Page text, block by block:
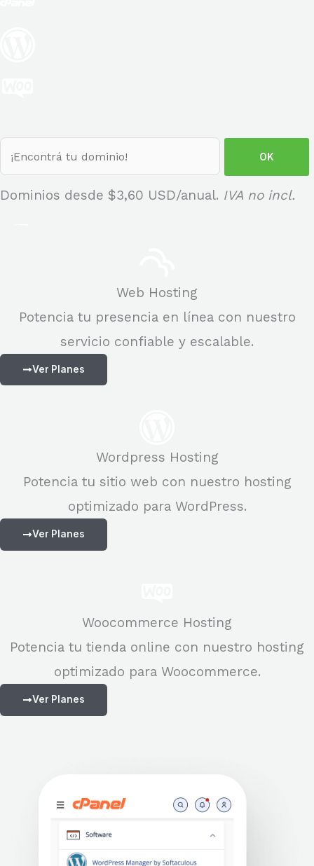
Dominios desde $3,60 USD/anual. IVA no incl.
Web Hosting
Potencia tu presencia en línea con nuestro
servicio confiable y escalable.
Ver Planes
Wordpress Hosting
Potencia tu sitio web con nuestro hosting
optimizado para WordPress.
Ver Planes
Woocommerce Hosting
Potencia tu tienda online con nuestro hosting
optimizado para Woocommerce.
Ver Planes